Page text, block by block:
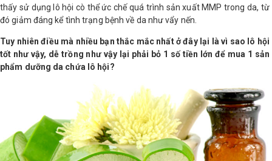
thấy sử dụng lô hội cò thể ức chế quá trình sản xuất MMP trong da, từ
đó giảm đáng kể tình trạng bệnh về da như vẩy nến.
Tuy nhiên điều mà nhiều bạn thắc mắc nhất ở đây lại là vì sao lô hội
tốt như vậy, dễ trồng như vậy lại phải bỏ 1 số tiền lớn để mua 1 sản
phẩm dưỡng da chứa lô hội?